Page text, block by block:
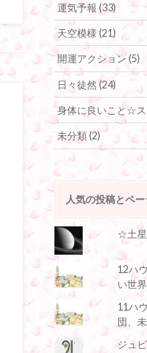
運気予報(33)
天空模様(21)
開運アクション(5)
日々徒然(24)
身体に良いこと☆
未分類(2)
人気の投稿とペー
☆土
12ハ
い世界
11ハ
団、
ジュ